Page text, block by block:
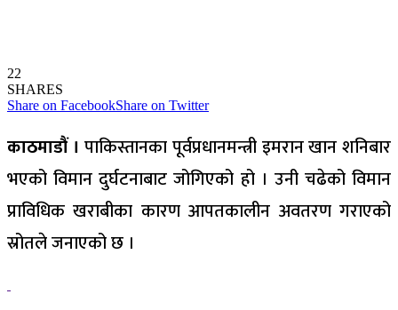
22
SHARES
Share on FacebookShare on Twitter
काठमाडौं । पाकिस्तानका पूर्वप्रधानमन्त्री इमरान खान शनिबार
भएको विमान दुर्घटनाबाट जोगिएको हो । उनी चढेको विमान
प्राविधिक खराबीका कारण आपतकालीन अवतरण गराएको
स्रोतले जनाएको छ ।